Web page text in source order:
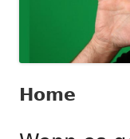
Home